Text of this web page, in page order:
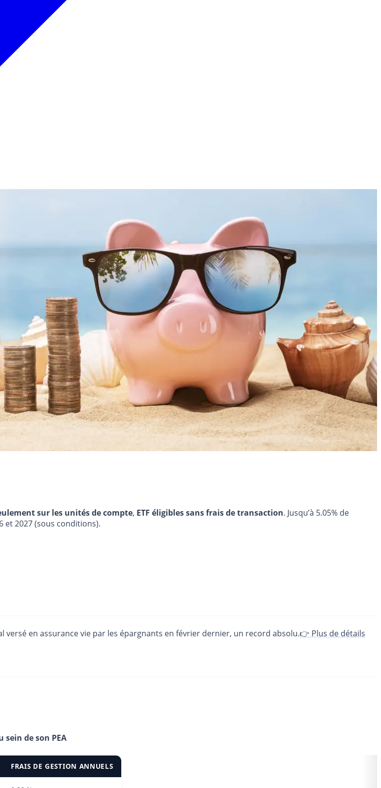
sur les unités de compte, ETF éligibles sans frais de transaction. Jusqu’à 5.05% de
et 2027 (sous conditions).
versé en assurance vie par les épargnants en février dernier, un record absolu.👉 Plus de détails
sein de son PEA
FRAIS DE GESTION ANNUELS